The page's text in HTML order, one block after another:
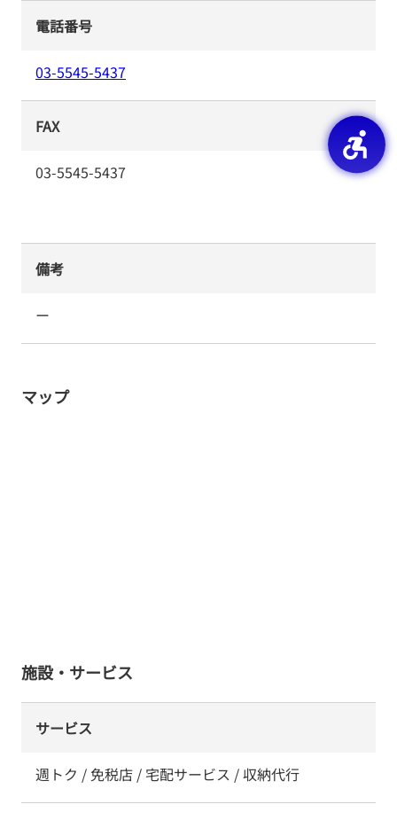
電話番号
03-5545-5437
FAX
03-5545-5437
備考
ー
マップ
施設・サービス
サービス
週トク / 免税店 / 宅配サービス / 収納代行